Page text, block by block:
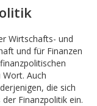
Wirtschafts- und
und für Finanzen
Auch
die sich
Finanzpolitik ein.